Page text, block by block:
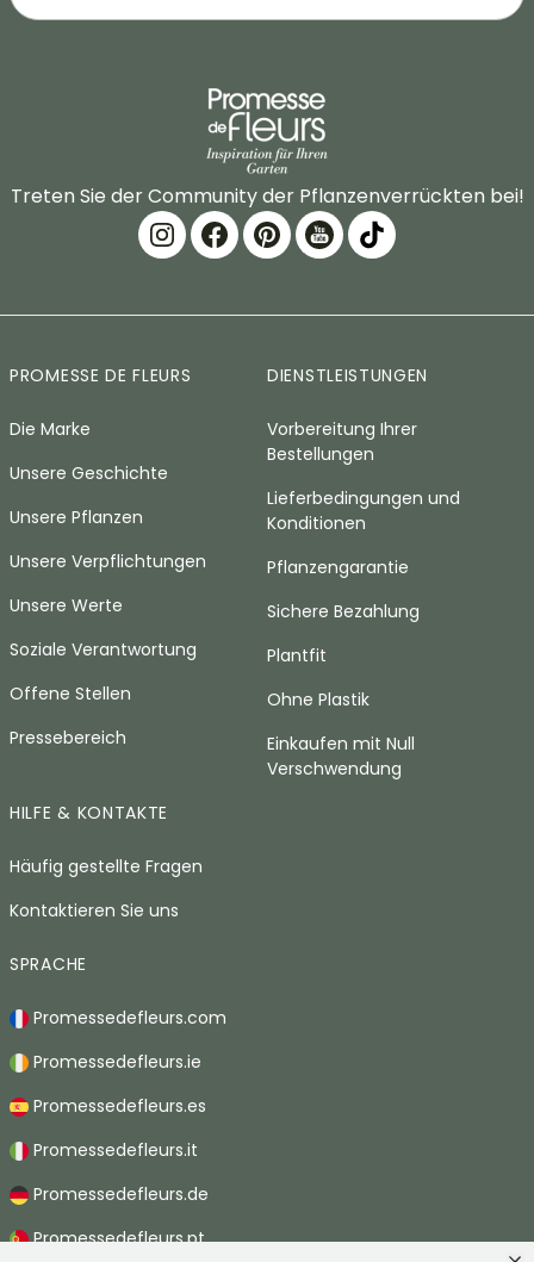
Treten Sie der Community der Pflanzenverrückten bei!
PROMESSE DE FLEURS
Die Marke
Unsere Geschichte
Unsere Pflanzen
Unsere Verpflichtungen
Unsere Werte
Soziale Verantwortung
Offene Stellen
Pressebereich
DIENSTLEISTUNGEN
Vorbereitung Ihrer
Bestellungen
Lieferbedingungen und
Konditionen
Pflanzengarantie
Sichere Bezahlung
Plantfit
Ohne Plastik
Einkaufen mit Null
Verschwendung
HILFE & KONTAKTE
Häufig gestellte Fragen
Kontaktieren Sie uns
SPRACHE
Promessedefleurs.com
Promessedefleurs.ie
Promessedefleurs.es
Promessedefleurs.it
Promessedefleurs.de
Promessedefleurs.pt